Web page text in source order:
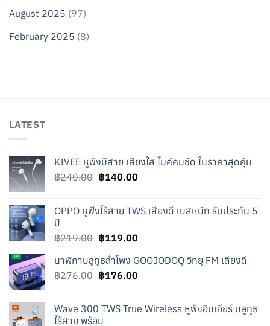
August 2025 (97)
February 2025 (8)
LATEST
KIVEE หูฟังมีสาย เสียงใส ไมค์คมชัด ในราคาสุดคุ้ม
฿240.00 Original
฿240.00.
฿140.00Current
฿140.00.
OPPO หูฟังไร้สาย TWS เสียงดี เบสหนัก รับประกัน 5
ปี
฿219.00 Original
was:
฿219.00.
฿119.00Current
is:
฿119.00.
นาฬิกาบลูทูธลำโพง GOOJODOQ วิทยุ FM เสียงดี
฿276.00 Original
฿276.00.
฿176.00Current
฿176.00.
Wave 300 TWS True Wireless หูฟังอินเอียร์ บลูทูธ
ไร้สาย พร้อม